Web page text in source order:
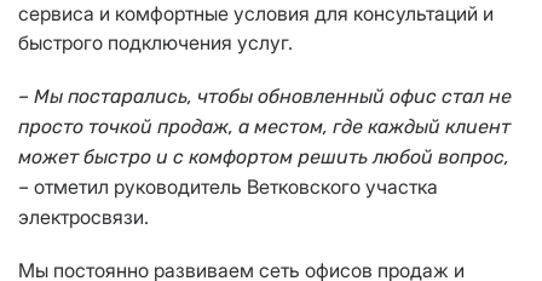
сервиса и комфортные условия для консультаций и
быстрого подключения услуг.
– Мы постарались, чтобы обновленный офис стал не
просто точкой продаж, а местом, где каждый клиент
может быстро и с комфортом решить любой вопрос,
– отметил руководитель Ветковского участка
электросвязи.
Мы постоянно развиваем сеть офисов продаж и